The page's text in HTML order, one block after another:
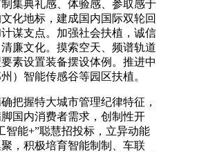
集典礼感、体验感、参取感于
化地标，建成国内国际双轮回
谋支点。加强社会扶植，诚信
廉文化。摸索空天、频谱轨道
素设置装备摆设体例。推进中
）智能传感谷等园区扶植。
握特大城市管理纪律特征，
国内消费者需求，创制性开
智能+”聪慧招投标，立异动能
，积极培育智能制制、车联